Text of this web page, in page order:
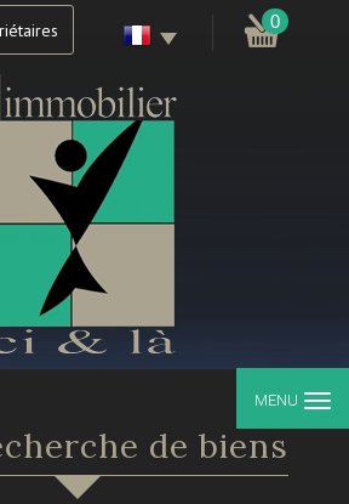
0
MENU
de biens